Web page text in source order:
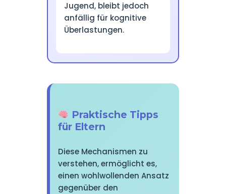
Jugend, bleibt jedoch
anfällig für kognitive
Überlastungen.
Praktische Tipps
für Eltern
Diese Mechanismen zu
verstehen, ermöglicht es,
einen wohlwollenden Ansatz
gegenüber den